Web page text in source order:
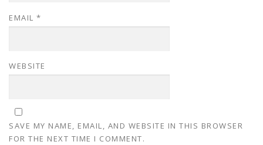
EMAIL *
WEBSITE
SAVE MY NAME, EMAIL, AND WEBSITE IN THIS BROWSER
FOR THE NEXT TIME I COMMENT.